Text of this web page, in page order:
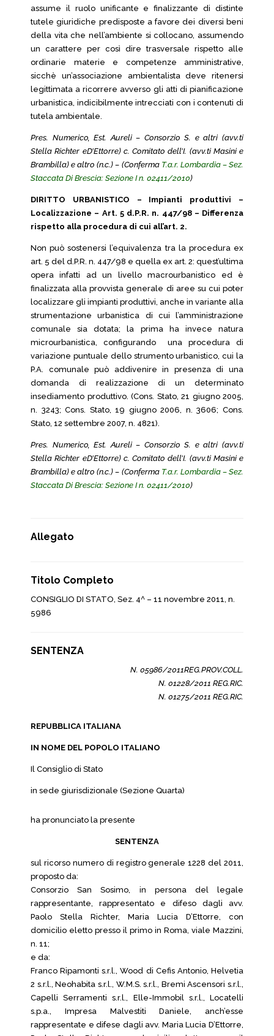
assume il ruolo unificante e finalizzante di distinte
tutele giuridiche predisposte a favore dei diversi beni
della vita che nell’ambiente si collocano, assumendo
un carattere per così dire trasversale rispetto alle
ordinarie materie e competenze amministrative,
sicchè un’associazione ambientalista deve ritenersi
legittimata a ricorrere avverso gli atti di pianificazione
urbanistica, indicibilmente intrecciati con i contenuti di
tutela ambientale.
Pres. Numerico, Est. Aureli – Consorzio S. e altri (avv.ti
Stella Richter eD’Ettorre) c. Comitato dell’I. (avv.ti Masini e
Brambilla) e altro (n.c.) – (Conferma T.a.r. Lombardia – Sez.
Staccata Di Brescia: Sezione I n. 02411/2010)
DIRITTO URBANISTICO – Impianti produttivi –
Localizzazione – Art. 5 d.P.R. n. 447/98 – Differenza
rispetto alla procedura di cui all’art. 2.
Non può sostenersi l’equivalenza tra la procedura ex
art. 5 del d.P.R. n. 447/98 e quella ex art. 2: quest’ultima
opera infatti ad un livello macrourbanistico ed è
finalizzata alla provvista generale di aree su cui poter
localizzare gli impianti produttivi, anche in variante alla
strumentazione urbanistica di cui l’amministrazione
comunale sia dotata; la prima ha invece natura
microurbanistica, configurando una procedura di
variazione puntuale dello strumento urbanistico, cui la
P.A. comunale può addivenire in presenza di una
domanda di realizzazione di un determinato
insediamento produttivo. (Cons. Stato, 21 giugno 2005,
n. 3243; Cons. Stato, 19 giugno 2006, n. 3606; Cons.
Stato, 12 settembre 2007, n. 4821).
Pres. Numerico, Est. Aureli – Consorzio S. e altri (avv.ti
Stella Richter eD’Ettorre) c. Comitato dell’I. (avv.ti Masini e
Brambilla) e altro (n.c.) – (Conferma T.a.r. Lombardia – Sez.
Staccata Di Brescia: Sezione I n. 02411/2010)
Allegato
Titolo Completo
CONSIGLIO DI STATO, Sez. 4^ – 11 novembre 2011, n.
5986
SENTENZA
N. 05986/2011REG.PROV.COLL.
N. 01228/2011 REG.RIC.
N. 01275/2011 REG.RIC.
REPUBBLICA ITALIANA
IN NOME DEL POPOLO ITALIANO
Il Consiglio di Stato
in sede giurisdizionale (Sezione Quarta)
ha pronunciato la presente
SENTENZA
sul ricorso numero di registro generale 1228 del 2011,
proposto da:
Consorzio San Sosimo, in persona del legale
rappresentante, rappresentato e difeso dagli avv.
Paolo Stella Richter, Maria Lucia D’Ettorre, con
domicilio eletto presso il primo in Roma, viale Mazzini,
n. 11;
e da:
Franco Ripamonti s.r.l., Wood di Cefis Antonio, Helvetia
2 s.r.l., Neohabita s.r.l., W.M.S. s.r.l., Bremi Ascensori s.r.l.,
Capelli Serramenti s.r.l., Elle-Immobil s.r.l., Locatelli
s.p.a., Impresa Malvestiti Daniele, anch’esse
rappresentate e difese dagli avv. Maria Lucia D’Ettorre,